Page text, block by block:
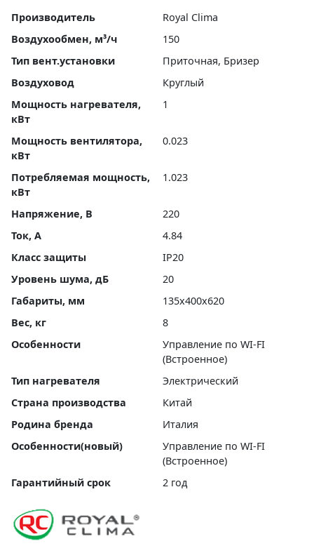
Производитель
Royal Clima
Воздухообмен, м³/ч
150
Тип вент.установки
Приточная, Бризер
Воздуховод
Круглый
Мощность нагревателя,
кВт
1
Мощность вентилятора,
кВт
0.023
Потребляемая мощность,
кВт
1.023
Напряжение, В
220
Ток, А
4.84
Класс защиты
IP20
Уровень шума, дБ
20
Габариты, мм
135x400x620
Вес, кг
8
Особенности
Управление по WI-FI
(Встроенное)
Тип нагревателя
Электрический
Страна производства
Китай
Родина бренда
Италия
Особенности(новый)
Управление по WI-FI
(Встроенное)
Гарантийный срок
2 год